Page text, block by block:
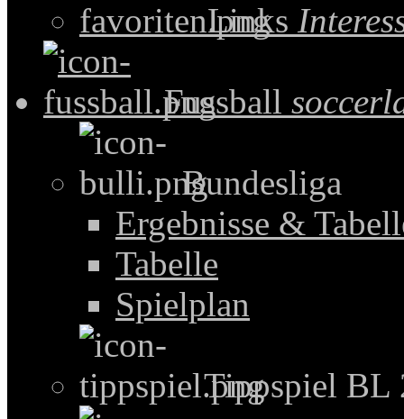
Links
Fussball
Bundesliga
Ergebnisse &
Tabelle
Spielplan
Tippspiel BL